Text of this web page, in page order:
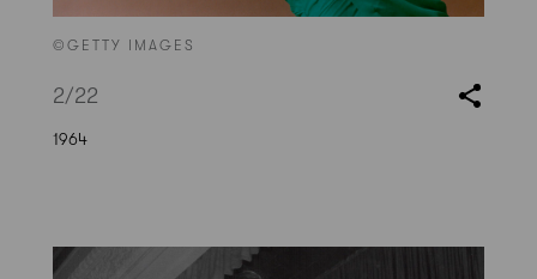
©GETTY IMAGES
2/22
1964